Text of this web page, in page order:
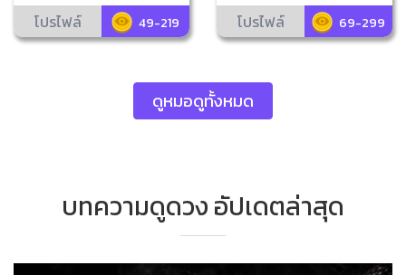
โปรไฟล์ 49-219
ยงทาย, ลูกเต๋าออราเคิ
ล, เลข7ตัว4ฐาน, ดูเลข
ราฟชีวิต
โปรไฟล์ 69-299
ดูหมอดูทั้งหมด
บทความดูดวง อัปเดตล่าสุด